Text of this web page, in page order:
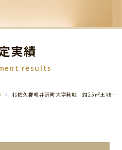
実績
results
北佐久郡軽井沢町大字発地 約25㎡土地の売却（買取）査定のご依頼を承りました